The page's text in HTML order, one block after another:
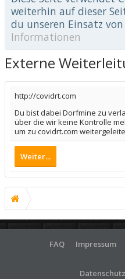
weiterhin auf dieser
du unseren Einsatz von
Informationen
Externe
http://covidrt.com
Du bist dabei Dorfmine zu
über die wir keine Kontrolle
um zu covidrt.com
Weiter...
FAQ Impressum